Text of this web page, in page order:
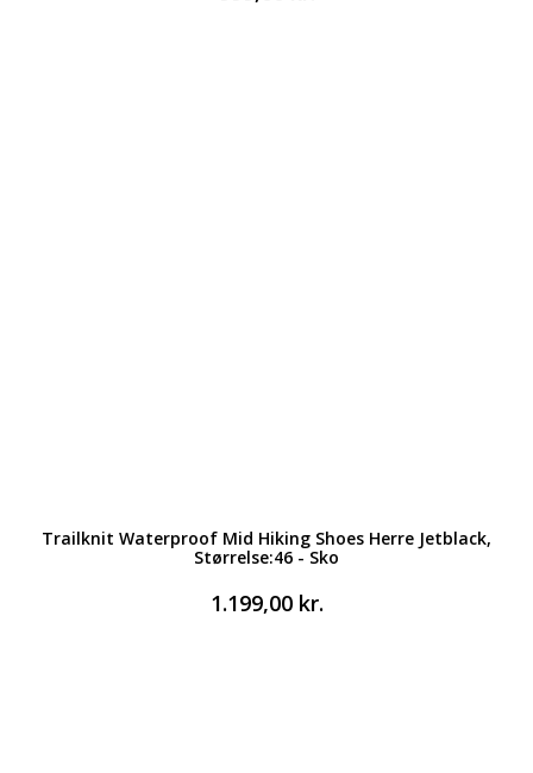
Trailknit Waterproof Mid Hiking Shoes Herre Jetblack,
Størrelse:46 - Sko
1.199,00 kr.